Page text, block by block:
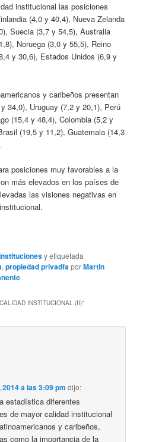
institucional las posiciones
(4,0 y 40,4), Nueva Zelanda
Suecia (3,7 y 54,5), Australia
Noruega (3,0 y 55,5), Reino
y 30,6), Estados Unidos (6,9 y
y caribeños presentan
34,0), Uruguay (7,2 y 20,1), Perú
(15,4 y 48,4), Colombia (5,2 y
(19,5 y 11,2), Guatemala (14,3
posiciones muy favorables a la
más elevados en los países de
las visiones negativas en
y etiquetada
,propiedad privadfaporMartin
.
INSTITUCIONAL (II)”
2014 a las 3:09 pm dijo:
estadística diferentes
de mayor calidad institucional
y caribeños,
como la importancia de la